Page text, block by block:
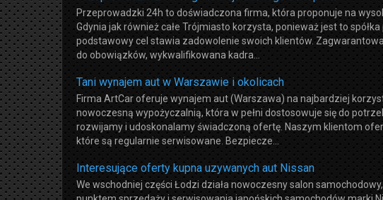
Przeprowadzki 24h to doświadczona firma, która proponuje na
Gdynia jak również całe Trójmiasto korzysta, ponieważ jest to
podstawowy cel stawia zadowolenie swoich klientów.
do obowiązków, wykwalifikowana kadra...
Tani wynajem aut w Warszawie i okolicach
Firma ArtCar oferuje wynajem aut (Warszawa) na najbardziej
nowoczesną wypożyczalnią, która w pełni dostosowuje się do
rozwijamy i udoskonalamy świadczoną ofertę. Naszym klientom
które są regularnie serwisowane. Bezpiecze...
Interesujące oferty kupna uzywanych aut Nissan
We wschodniej części Łodzi działa nowoczesny salon